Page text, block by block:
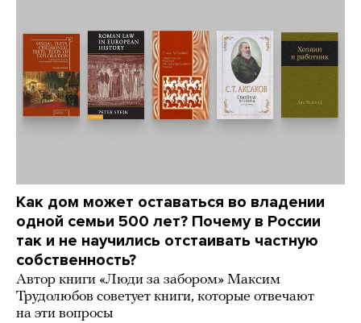
Как дом может оставаться во владении
одной семьи 500 лет? Почему в России
так и не научились отстаивать частную
собственность?
Автор книги «Люди за забором» Максим
Трудолюбов советует книги, которые отвечают
на эти вопросы